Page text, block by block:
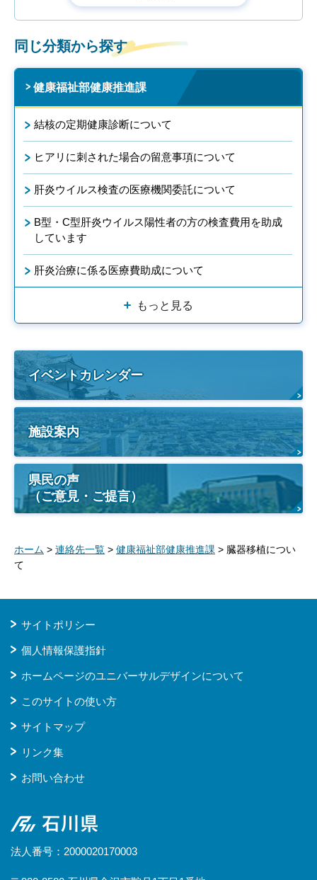
同じ分類から探す
健康福祉部健康推進課
結核の定期健康診断について
ヒアリに刺された場合の留意事項について
肝炎ウイルス検査の医療機関委託について
B型・C型肝炎ウイルス陽性者の方の検査費用を助成
しています
肝炎治療に係る医療費助成について
もっと見る
イベントカレンダー
施設案内
県民の声
（ご意見・ご提言）
ホーム > 連絡先一覧 > 健康福祉部健康推進課 > 臓器移植につい
て
サイトポリシー
個人情報保護指針
ホームページのユニバーサルデザインについて
このサイトの使い方
サイトマップ
リンク集
お問い合わせ
石川県
法人番号：2000020170003